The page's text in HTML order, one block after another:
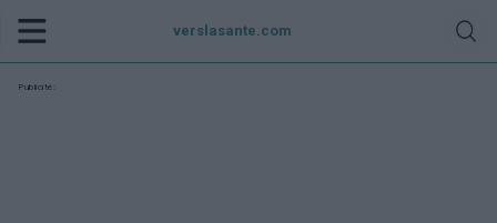
verslasante.com
Publicité: